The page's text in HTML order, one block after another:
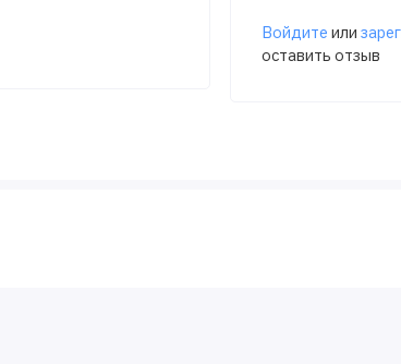
Войдите или
оставить отзыв